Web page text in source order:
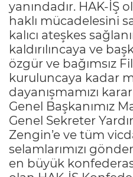
yanındadır. HAK-İŞ
haklı mücadelesini
kalıcı ateşkes
kaldırılıncaya ve
özgür ve bağımsız
kuruluncaya kadar
dayanışmamızı
Genel Başkanımız
Genel Sekreter
Zengin’e ve tüm
selamlarımızı
en büyük